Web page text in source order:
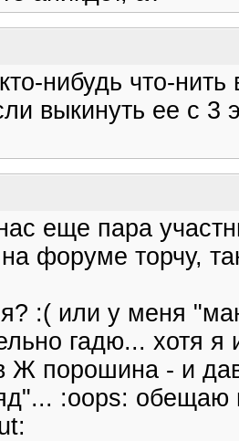
нибудь что-
выкинуть ее с
еще пара
форуме торчу,
:( или у меня
гадю... хотя я
Ж порошина - и
:oops: обещаю